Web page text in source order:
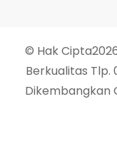
© Hak
Berkualitas Tlp.
Dikembangkan